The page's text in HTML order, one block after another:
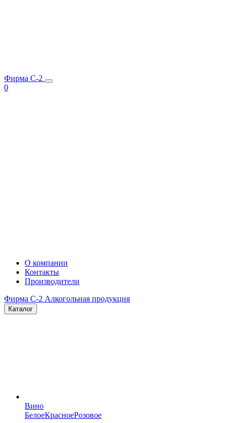
Фирма C-2
0
О компании
Контакты
Производители
Фирма C-2 Алкогольная продукция
Каталог
Вино
БелоеКрасноеРозовое